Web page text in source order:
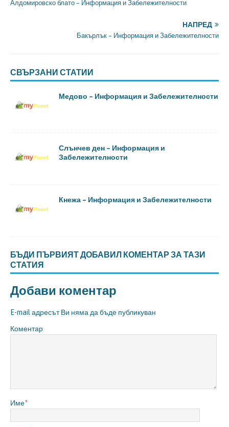
Алдомировско блато – Информация и Забележителности
НАПРЕД
Бакърлък – Информация и Забележителности
СВЪРЗАНИ СТАТИИ
Медово – Информация и Забележителности
Слънчев ден – Информация и
Забележителности
Кнежа – Информация и Забележителности
БЪДИ ПЪРВИЯТ ДОБАВИЛ КОМЕНТАР ЗА ТАЗИ
СТАТИЯ
Добави коментар
E-mail адресът Ви няма да бъде публикуван
Коментар
Име*